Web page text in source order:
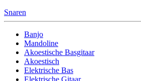
Snaren
Banjo
Mandoline
Akoestische Basgitaar
Akoestisch
Elektrische Bas
Elektrische Gitaar